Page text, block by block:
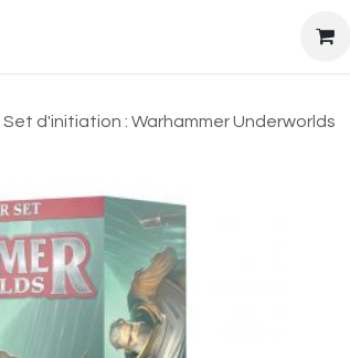
Set d'initiation : Warhammer Underworlds